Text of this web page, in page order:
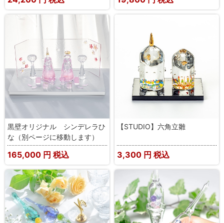
黒壁オリジナル シンデレラひ
な（別ページに移動します）
165,000 円 税込
【STUDIO】六角立雛
3,300 円 税込